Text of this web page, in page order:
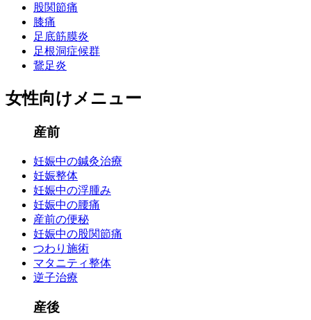
股関節痛
膝痛
足底筋膜炎
足根洞症候群
鵞足炎
女性向けメニュー
産前
妊娠中の鍼灸治療
妊娠整体
妊娠中の浮腫み
妊娠中の腰痛
産前の便秘
妊娠中の股関節痛
つわり施術
マタニティ整体
逆子治療
産後